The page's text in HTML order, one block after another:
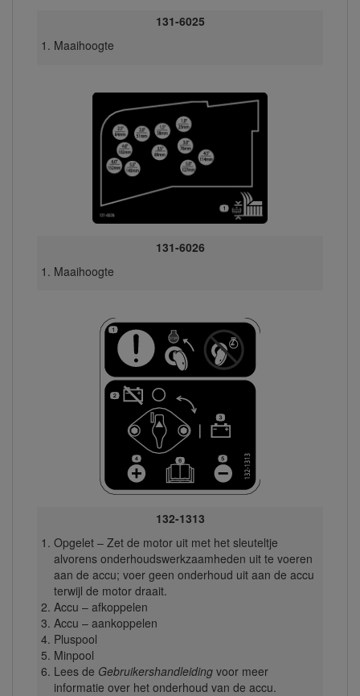
131-6025
Maaihoogte
131-6026
Maaihoogte
132-1313
Opgelet – Zet de motor uit met het sleuteltje
alvorens onderhoudswerkzaamheden uit te voeren
aan de accu; voer geen onderhoud uit aan de accu
terwijl de motor draait.
Accu – afkoppelen
Accu – aankoppelen
Pluspool
Minpool
Lees de Gebruikershandleidingvoor meer
informatie over het onderhoud van de accu.